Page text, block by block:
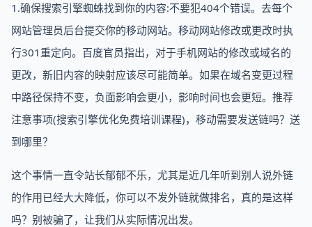
1.确保搜索引擎蜘蛛找到你的内容:不要犯404个错误。去每个
网站管理员后台提交你的移动网站。移动网站修改或更改时执
行301重定向。百度官员指出，对于手机网站的修改或域名的
更改，新旧内容的映射应该尽可能简单。如果在域名变更过程
中路径保持不变，负面影响会更小，影响时间也会更短。推荐
注意事项(搜索引擎优化免费培训课程)，移动需要发送链吗？送
到哪里？
这个事情一直令站长郁郁不乐，尤其是近几年听到别人说外链
的作用已经大大降低，你可以不发外链就做排名，真的是这样
吗？别被骗了，让我们从实际情况出发。